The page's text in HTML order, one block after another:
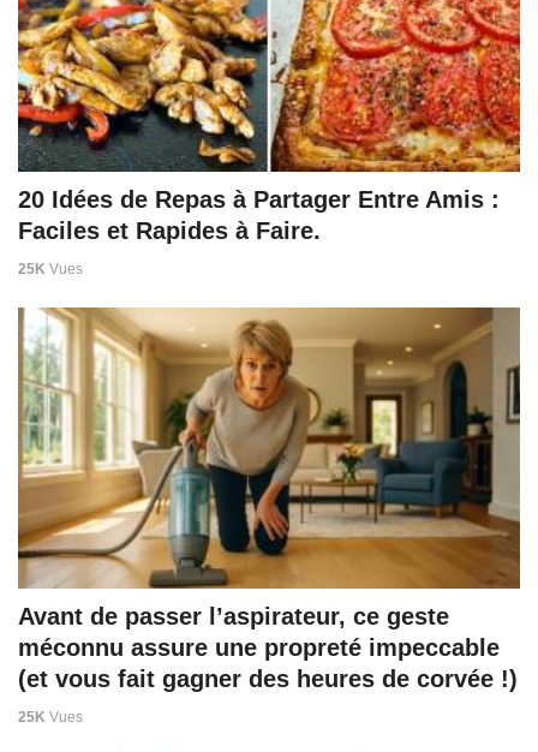
20 Idées de Repas à Partager Entre Amis :
Faciles et Rapides à Faire.
25K Vues
Avant de passer l’aspirateur, ce geste
méconnu assure une propreté impeccable
(et vous fait gagner des heures de corvée !)
25K Vues